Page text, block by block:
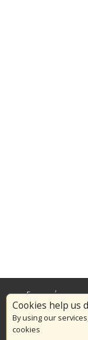
Cookies help us
By using our
cookies
Επικαιρότητα
Το